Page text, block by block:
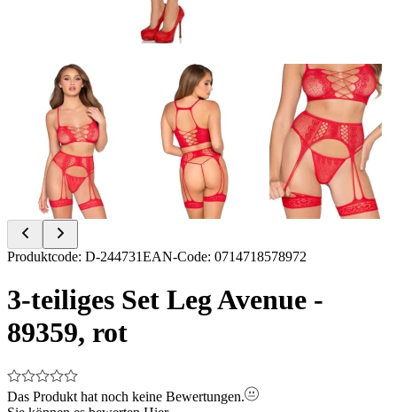
Item
of
4
Produktcode: D-244731EAN-Code: 0714718578972
3-teiliges Set Leg Avenue -
89359, rot
Das Produkt hat noch keine Bewertungen.